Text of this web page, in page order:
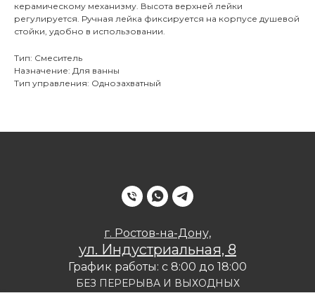
керамическому механизму. Высота верхней лейки
регулируется. Ручная лейка фиксируется на корпусе душевой
стойки, удобно в использовании.
Тип: Смеситель
Назначение: Для ванны
Тип управления: Однозахватный
г. Ростов-на-Дону,
ул. Индустриальная, 8
График работы: с 8:00 до 18:00
БЕЗ ПЕРЕРЫВА И ВЫХОДНЫХ